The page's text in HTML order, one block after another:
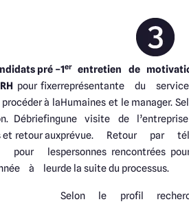
pré –
pour fixer
à la
Débriefing
et retour aux
pour les
à leur
1erentretien de
représentante du
Humaines et le manager.
une visite de
prévue. Retour par
personnes rencontrées
de la suite du processus.
Selon le profil